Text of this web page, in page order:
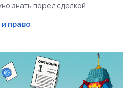
знать перед сделкой.
право